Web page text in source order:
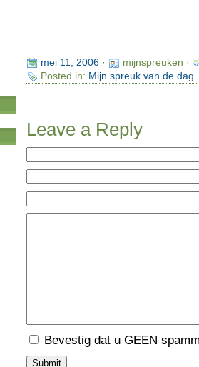
mei 11, 2006·
mijnspreuken ·
Posted in: Mijn spreuk van de dag
Leave a Reply
Bevestig dat u GEEN